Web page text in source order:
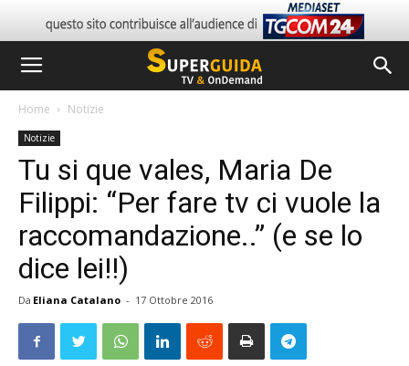
Home Notizie
Notizie
Tu si que vales, Maria De
Filippi: “Per fare tv ci vuole la
raccomandazione..” (e se lo
dice lei!!)
Da Eliana Catalano - 17 Ottobre 2016